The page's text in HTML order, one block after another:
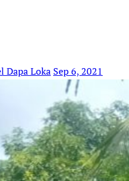
Dapa Loka Sep 6, 2021